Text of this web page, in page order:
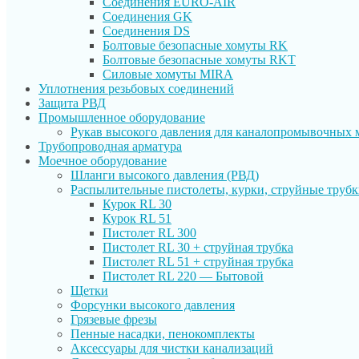
Соединения GK
Соединения DS
Болтовые безопасные хомуты RK
Болтовые безопасные хомуты RKT
Силовые хомуты MIRA
Уплотнения резьбовых соединений
Защита РВД
Промышленное оборудование
Рукав высокого давления для каналопромывочных
Трубопроводная арматура
Моечное оборудование
Шланги высокого давления (РВД)
Распылительные пистолеты, курки, струйные
Курок RL 30
Курок RL 51
Пистолет RL 300
Пистолет RL 30 + струйная трубка
Пистолет RL 51 + струйная трубка
Пистолет RL 220 — Бытовой
Щетки
Форсунки высокого давления
Грязевые фрезы
Пенные насадки, пенокомплекты
Аксессуары для чистки канализаций